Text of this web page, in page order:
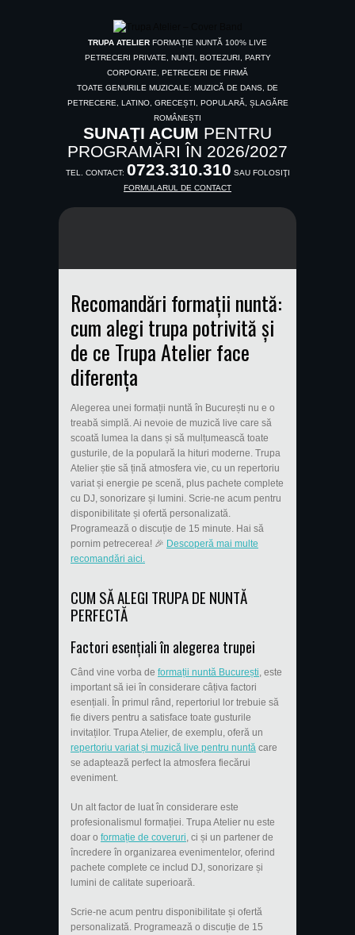
TRUPA ATELIER FORMAȚIE NUNTĂ 100% LIVE
PETRECERI PRIVATE, NUNŢI, BOTEZURI, PARTY
CORPORATE, PETRECERI DE FIRMĂ
TOATE GENURILE MUZICALE: MUZICĂ DE DANS, DE
PETRECERE, LATINO, GRECEȘTI, POPULARĂ, ȘLAGĂRE
ROMÂNEȘTI
SUNAŢI ACUM PENTRU
PROGRAMĂRI ÎN 2026/2027
TEL. CONTACT: 0723.310.310 SAU FOLOSIŢI
FORMULARUL DE CONTACT
Recomandări formații nuntă:
cum alegi trupa potrivită și
de ce Trupa Atelier face
diferența
Alegerea unei formații nuntă în București nu e o
treabă simplă. Ai nevoie de muzică live care să
scoată lumea la dans și să mulțumească toate
gusturile, de la populară la hituri moderne. Trupa
Atelier știe să țină atmosfera vie, cu un repertoriu
variat și energie pe scenă, plus pachete complete
cu DJ, sonorizare și lumini. Scrie-ne acum pentru
disponibilitate și ofertă personalizată.
Programează o discuție de 15 minute. Hai să
pornim petrecerea! 🎉 Descoperă mai multe
recomandări aici.
CUM SĂ ALEGI TRUPA DE NUNTĂ
PERFECTĂ
Factori esențiali în alegerea trupei
Când vine vorba de formații nuntă București, este
important să iei în considerare câțiva factori
esențiali. În primul rând, repertoriul lor trebuie să
fie divers pentru a satisface toate gusturile
invitaților. Trupa Atelier, de exemplu, oferă un
repertoriu variat și muzică live pentru nuntă care
se adaptează perfect la atmosfera fiecărui
eveniment.
Un alt factor de luat în considerare este
profesionalismul formației. Trupa Atelier nu este
doar o formație de coveruri, ci și un partener de
încredere în organizarea evenimentelor, oferind
pachete complete ce includ DJ, sonorizare și
lumini de calitate superioară.
Scrie-ne acum pentru disponibilitate și ofertă
personalizată. Programează o discuție de 15